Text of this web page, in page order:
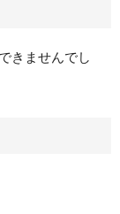
きませんでし